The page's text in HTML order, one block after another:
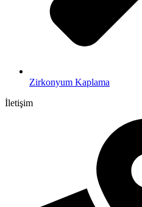
Zirkonyum Kaplama
İletişim